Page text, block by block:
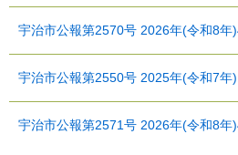
宇治市公報第2570号 2026年(令和8年
宇治市公報第2550号 2025年(令和7年
宇治市公報第2571号 2026年(令和8年